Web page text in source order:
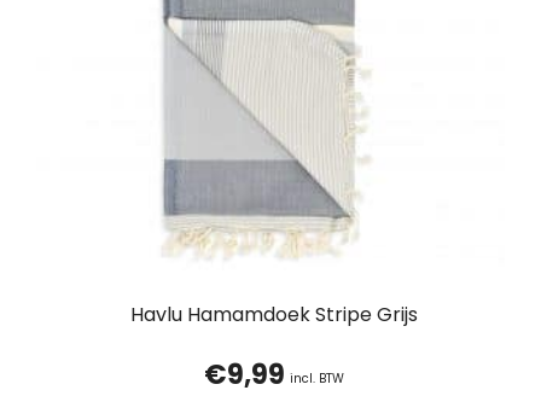
Havlu Hamamdoek Stripe Grijs
€9,99 incl. BTW